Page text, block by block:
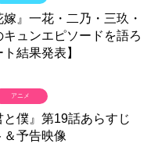
嫁』一花・二乃・三玖・
キュンエピソードを語ろ
結果発表】
と僕』第19話あらすじ
＆予告映像
アニメ